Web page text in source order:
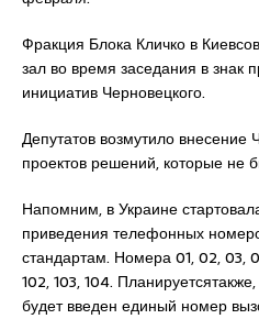
Фракция Блока Кличко в
зал во время заседания в знак
инициатив Черновецкого.
Депутатов возмутило внесение
проектов решений, которые не
Напомним, в Украине
приведения телефонных
стандартам. Номера 01, 02, 03,
102, 103, 104.
будет введен единый номер